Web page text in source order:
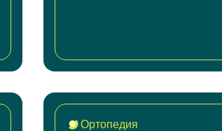
Ортопедия